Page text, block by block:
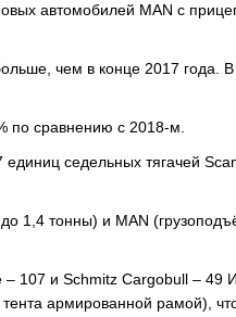
автомобилей MAN с
чем в конце 2017 года.
по сравнению с 2018-м.
седельных тягачей
1,4 тонны) и MAN
– 107 и Schmitz Cargobull – 49
армированной рамой),